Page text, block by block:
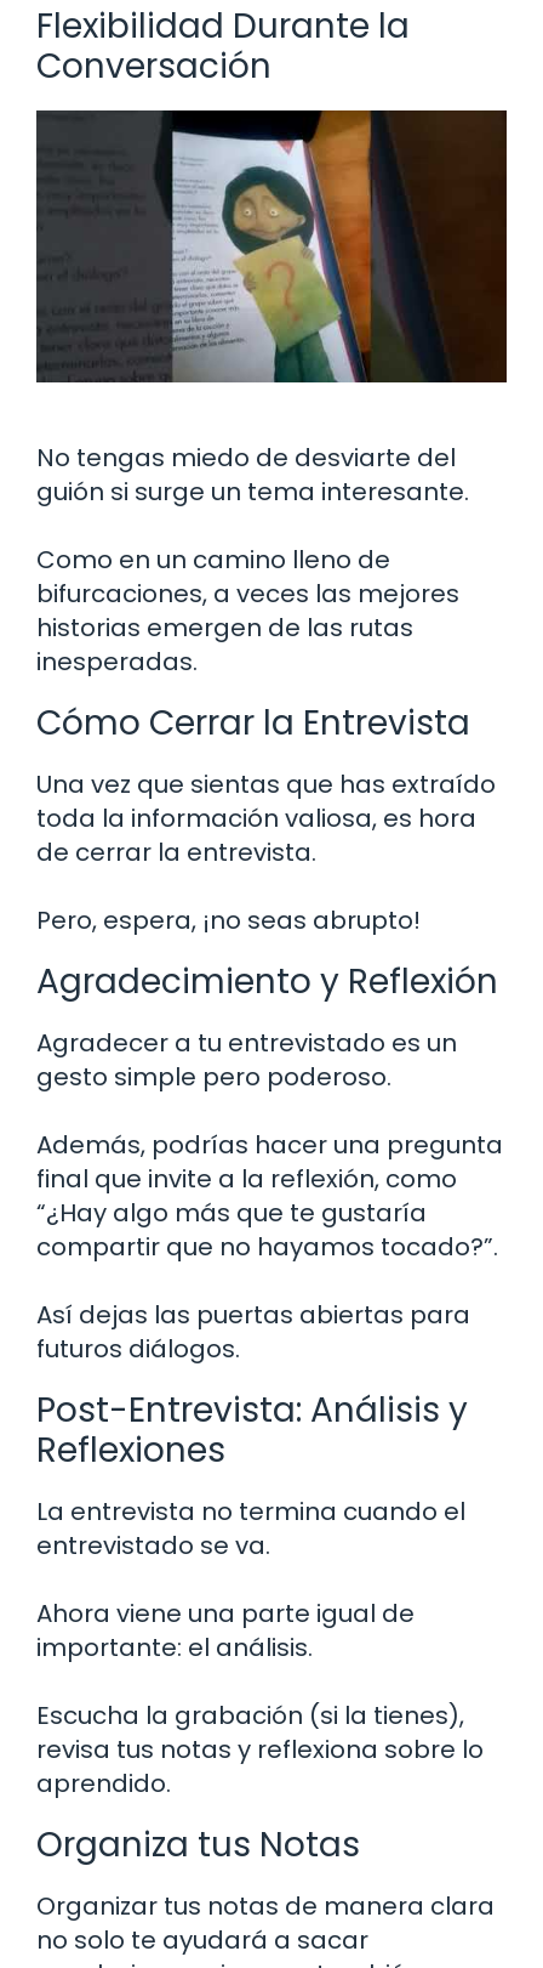
Flexibilidad Durante la
Conversación
No tengas miedo de desviarte del
guión si surge un tema interesante.
Como en un camino lleno de
bifurcaciones, a veces las mejores
historias emergen de las rutas
inesperadas.
Cómo Cerrar la Entrevista
Una vez que sientas que has extraído
toda la información valiosa, es hora
de cerrar la entrevista.
Pero, espera, ¡no seas abrupto!
Agradecimiento y Reflexión
Agradecer a tu entrevistado es un
gesto simple pero poderoso.
Además, podrías hacer una pregunta
final que invite a la reflexión, como
“¿Hay algo más que te gustaría
compartir que no hayamos tocado?”.
Así dejas las puertas abiertas para
futuros diálogos.
Post-Entrevista: Análisis y
Reflexiones
La entrevista no termina cuando el
entrevistado se va.
Ahora viene una parte igual de
importante: el análisis.
Escucha la grabación (si la tienes),
revisa tus notas y reflexiona sobre lo
aprendido.
Organiza tus Notas
Organizar tus notas de manera clara
no solo te ayudará a sacar